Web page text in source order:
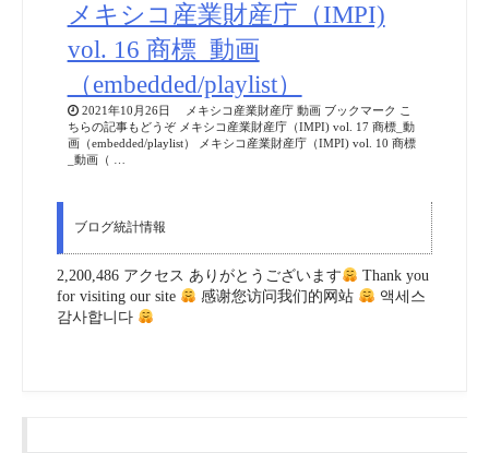
メキシコ産業財産庁（IMPI)
vol. 16 商標_動画
（embedded/playlist）
2021年10月26日 メキシコ産業財産庁 動画 ブックマーク こ
ちらの記事もどうぞ メキシコ産業財産庁（IMPI) vol. 17 商標_動
画（embedded/playlist） メキシコ産業財産庁（IMPI) vol. 10 商標
_動画（ …
ブログ統計情報
2,200,486 アクセス ありがとうございます
Thank you
for visiting our site
感谢您访问我们的网站
액세스
감사합니다